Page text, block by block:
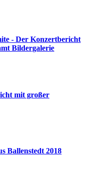
- Der Konzertbericht
Bildergalerie
mit großer
Ballenstedt 2018